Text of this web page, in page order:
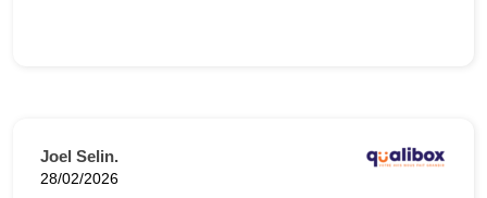
Joel Selin.
28/02/2026